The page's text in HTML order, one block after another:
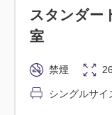
スタンダー
室
禁煙
シングルサイ